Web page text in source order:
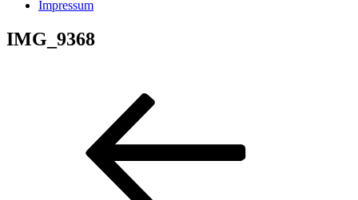
Impressum
IMG_9368
Beitragsnavigation